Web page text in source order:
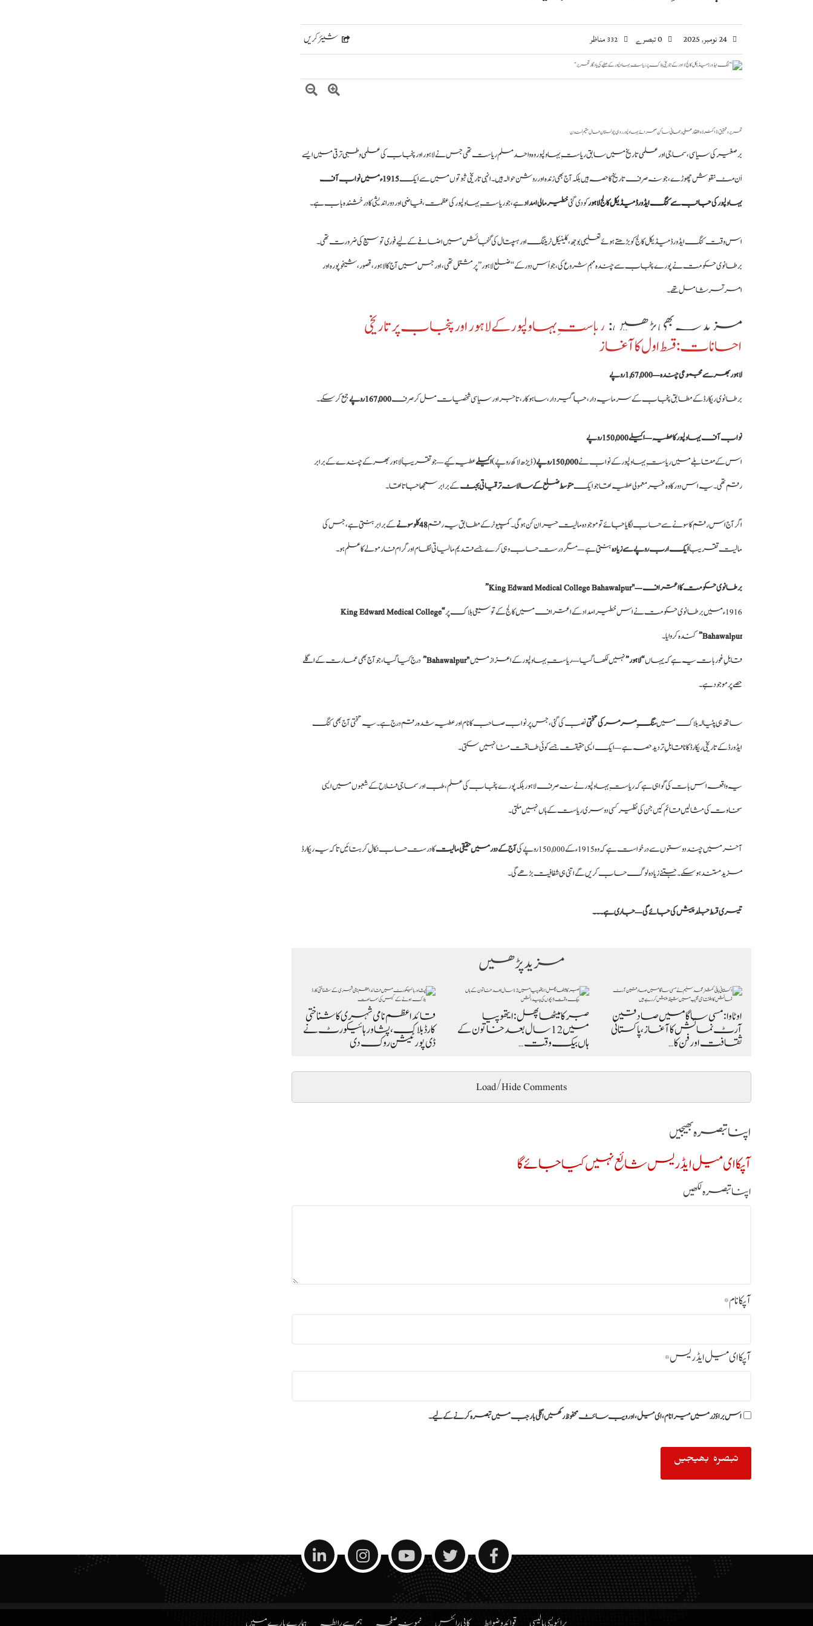
شیئر کریں 24 نومبر, 2025 332مناظر
تحریر و تحقیق:ڈاکٹر ذوالفقار علی رحمانیساکن صحرائے بہاولپور روہی چولستان حال مقیم لندن
برصغیر کی سیاسی، سماجی اور علمی تاریخ میں سابق ریاستِ بہاولپور وہ واحد مسلم ریاست تھی جس نے لاہور اور پنجاب کی علمی و طبی ترقی میں ایسے
اَن مٹ نقوش چھوڑے، جو نہ صرف تاریخ کا حصہ ہیں بلکہ آج بھی زندہ اور روشن حوالہ ہیں۔ انہی تاریخی ثبوتوں میں سے ایک
1915ء میں نواب آف
بہاولپور کیجانب سے کنگ ایڈورڈ میڈیکل کالج لاہورکو دی گئیخطیر مالی امدادہے، جو ریاستِ بہاولپور کی عظمت، فیاضی اور دوراندیشی کا درخشندہ باب ہے۔
اس وقت کنگ ایڈورڈ میڈیکل کالج کو بڑھتے ہوئے تعلیمی بوجھ، کلینیکل ٹریننگ اور ہسپتال کی گنجائش میں اضافے کے لیے فوری توسیع کی ضرورت تھی۔
برطانوی حکومت نے پورے پنجاب سے چندہ مہم شروع کی، جو اُس دور کے ‘‘ضلع لاہور’’ پر مشتمل تھی، اور جس میں آج کا لاہور، قصور، شیخوپورہ اور
امرتسر شامل تھے۔
مزید یہ بھی پڑھیں :ریاستِ بہاولپور کے لاہور اور پنجاب پر تاریخی
احسانات:قسط اول کا آغاز
لاہور بھر سے مجموعی چندہ — 1,67,000 روپے
برطانوی ریکارڈ کے مطابق پنجاب کے سرمایہ دار، جاگیردار، ساہوکار، تاجر اور سیاسی شخصیات مل کر صرف167,000 روپے جمع کرسکے۔
نواب آف بہاولپور کا عطیہ — اکیلے 150,000 روپے
اس کے مقابلے میں ریاستِ بہاولپور کے نواب نے150,000 روپے (ڈیڑھ لاکھ روپے)اکیلےعطیہ کیے — جو تقریباً لاہور بھر کے چندے کے برابر
رقم تھی۔ یہ اس دور کا وہ غیر معمولی عطیہ تھا جو ایکمتوسط ضلع کے سالانہ ترقیاتی بجٹکے برابر سمجھا جاتا تھا۔
اگر آج اس رقم کا سونے سے حساب لگایا جائے تو موجودہ مالیت حیران کن ہوگی۔ کمپیوٹر کے مطابق یہ رقم48 کلو سونے
کے برابر بنتی ہے، جس کی
مالیت تقریباًایک ارب روپے سے زیادہبنتی ہے — مگر درست حساب وہی کرے جسے قدیم مالیاتی نظام اور گرام فارمولے کا علم ہو۔
برطانوی حکومت کا اعتراف — "King Edward Medical College Bahawalpur”
1916ء میں برطانوی حکومت نے اس خطیر امداد کے اعتراف میں کالج کے توسیعی بلاک پر
“King Edward Medical College
Bahawalpur” کندہ کروایا۔
قابلِ غور بات یہ ہے کہ یہاں“لاہور”نہیں لکھا گیا — ریاستِ بہاولپور کے اعزاز میں"Bahawalpur”
درج کیا گیا، جو آج بھی عمارت کے اگلے
حصے پر موجود ہے۔
ساتھ ہی پٹیالہ بلاک میںسنگِ مرمر کی تختینصب کی گئی، جس پر نواب صاحب کا نام اور عطیہ شدہ رقم درج ہے۔ یہ تختی آج بھی کنگ
ایڈورڈ کے تاریخی ریکارڈ کا ناقابلِ تردید حصہ ہے — ایک ایسی حقیقت جسے کوئی طاقت مٹا نہیں سکتی۔
یہ واقعہ اس بات کی گواہی ہے کہ ریاستِ بہاولپور نے نہ صرف لاہور بلکہ پورے پنجاب کی علم، طب اور سماجی فلاح کے شعبوں میں ایسی
سخاوت کی مثالیں قائم کیں جن کی نظیر کسی دوسری ریاست کے ہاں نہیں ملتی۔
آخر میں چند دوستوں سے درخواست ہے کہ وہ 1915ء کے 150,000 روپے کی آج کے دور میں حقیقی مالیتکا درست حساب نکال کر بتائیں تاکہ یہ ریکارڈ
مزید مستند ہوسکے۔ جتنے زیادہ لوگ حساب کریں گے اتنی ہی شفافیت بڑھے گی۔
تیسری قسط جلد پیش کی جائے گی — جاری ہے۔۔۔
مزید پڑھیں
قائداعظم نامی شہری کا شناختی
کارڈ بلاک، پشاور ہائیکورٹ نے
ڈی پورٹیشن روک دی
صبر کا میٹھا پھل: ایتھوپیا
میں 12 سال بعد خاتون کے
ہاں بیک وقت…
اوٹاوا: مسی ساگا میں صادقین
آرٹ نمائش کا آغاز، پاکستانی
ثقافت اور فن کا…
Load/Hide Comments
اپنا تبصرہ بھیجیں
آپکا ای میل ایڈریس شائع نہیں کیا جائے گا
اپنا تبصرہ لکھیں
آپکا نام*
آپکا ای میل ایڈریس*
اس براؤزر میں میرا نام، ای میل، اور ویب سائٹ محفوظ رکھیں اگلی بار جب میں تبصرہ کرنے کےلیے۔